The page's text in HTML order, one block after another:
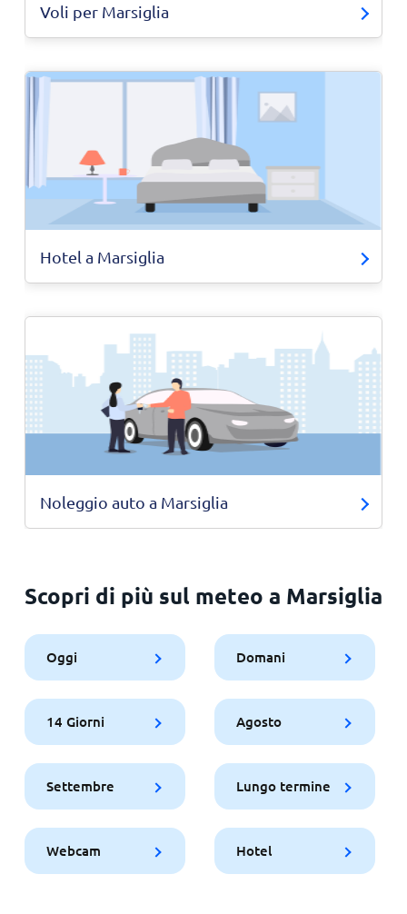
Voli per Marsiglia
Hotel a Marsiglia
Noleggio auto a Marsiglia
Scopri di più sul meteo a Marsiglia
Oggi Domani
14 Giorni Agosto
Settembre Lungo termine
Webcam Hotel